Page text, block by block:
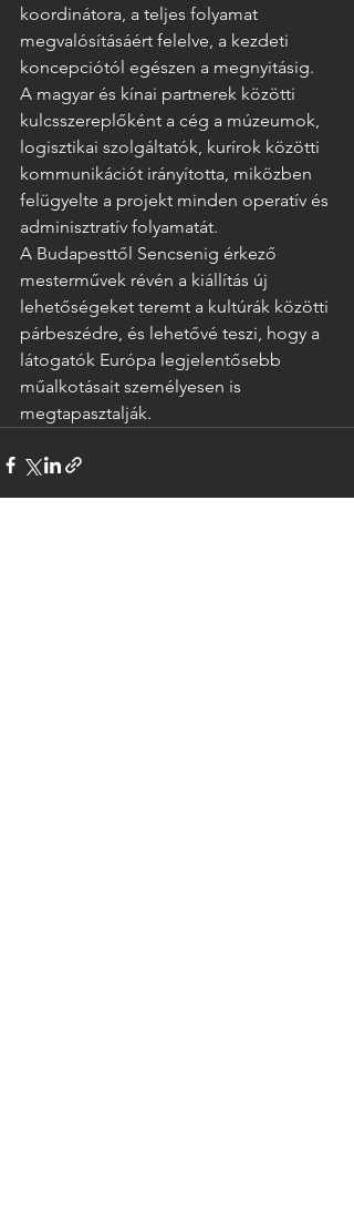
koordinátora, a teljes folyamat
megvalósításáért felelve, a kezdeti
koncepciótól egészen a megnyitásig.
A magyar és kínai partnerek közötti
kulcsszereplőként a cég a múzeumok,
logisztikai szolgáltatók, kurírok közötti
kommunikációt irányította, miközben
felügyelte a projekt minden operatív és
adminisztratív folyamatát.
A Budapesttől Sencsenig érkező
mesterművek révén a kiállítás új
lehetőségeket teremt a kultúrák közötti
párbeszédre, és lehetővé teszi, hogy a
látogatók Európa legjelentősebb
műalkotásait személyesen is
megtapasztalják.